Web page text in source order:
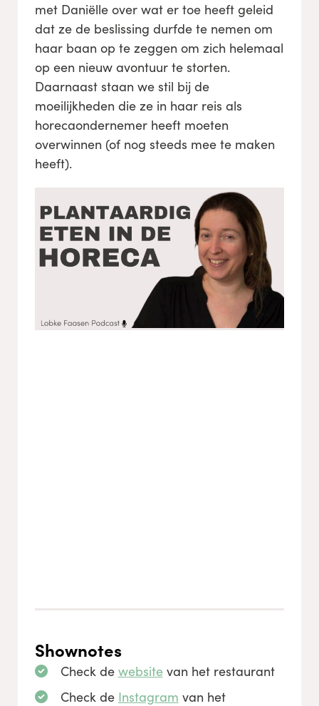
met Daniëlle over wat er toe heeft geleid
dat ze de beslissing durfde te nemen om
haar baan op te zeggen om zich helemaal
op een nieuw avontuur te storten.
Daarnaast staan we stil bij de
moeilijkheden die ze in haar reis als
horecaondernemer heeft moeten
overwinnen (of nog steeds mee te maken
heeft).
Shownotes
Check de websitevan het restaurant
Check de Instagram van het